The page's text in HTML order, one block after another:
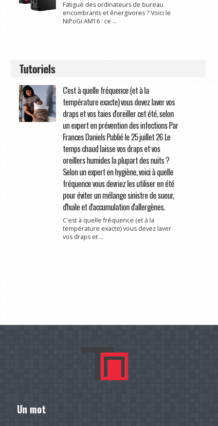
Fatigué des ordinateurs de bureau
encombrants et énergivores ? Voici le
NiPoGi AM16 : ce ...
Tutoriels
C'est à quelle fréquence (et à la
température exacte) vous devez laver vos
draps et vos taies d'oreiller cet été, selon
un expert en prévention des infections Par
Frances Daniels Publié le 25 juillet 26 Le
temps chaud laisse vos draps et vos
oreillers humides la plupart des nuits ?
Selon un expert en hygiène, voici à quelle
fréquence vous devriez les utiliser en été
pour éviter un mélange sinistre de sueur,
d'huile et d'accumulation d'allergènes.
C'est à quelle fréquence (et à la
température exacte) vous devez laver
vos draps et ...
Un mot